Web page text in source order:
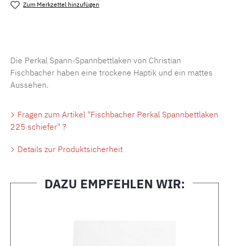
Zum Merkzettel hinzufügen
Die Perkal Spann-Spannbettlaken von Christian
Fischbacher haben eine trockene Haptik und ein mattes
Aussehen.
Fragen zum Artikel "Fischbacher Perkal Spannbettlaken
225 schiefer" ?
Details zur Produktsicherheit
DAZU EMPFEHLEN WIR: